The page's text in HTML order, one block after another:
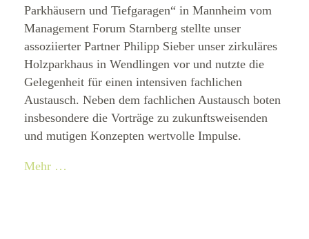
Parkhäusern und Tiefgaragen“ in Mannheim vom
Management Forum Starnberg stellte unser
assoziierter Partner Philipp Sieber unser zirkuläres
Holzparkhaus in Wendlingen vor und nutzte die
Gelegenheit für einen intensiven fachlichen
Austausch. Neben dem fachlichen Austausch boten
insbesondere die Vorträge zu zukunftsweisenden
und mutigen Konzepten wertvolle Impulse.
Mehr …